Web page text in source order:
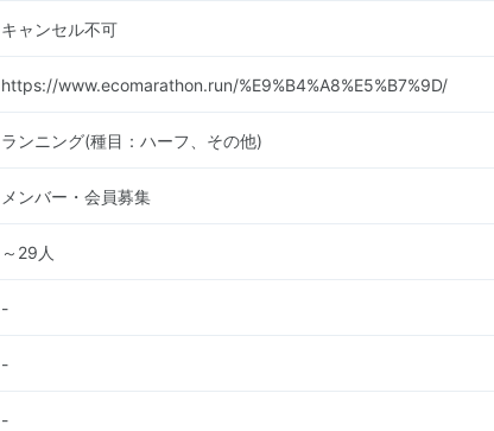
キャンセル不可
https://www.ecomarathon.run/%E9%B4%A8%E5%B7%9D/
ランニング(種目：ハーフ、その他)
メンバー・会員募集
～29人
-
-
-